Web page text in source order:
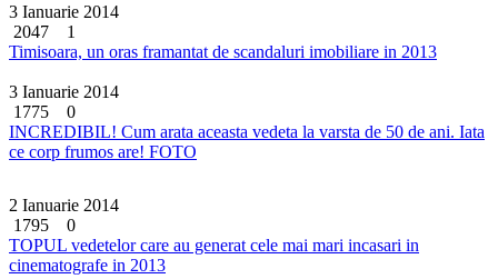
3 Ianuarie 2014
2047
1
Timisoara, un oras framantat de scandaluri imobiliare in 2013
3 Ianuarie 2014
1775
0
INCREDIBIL! Cum arata aceasta vedeta la varsta de 50 de ani. Iata
ce corp frumos are! FOTO
2 Ianuarie 2014
1795
0
TOPUL vedetelor care au generat cele mai mari incasari in
cinematografe in 2013